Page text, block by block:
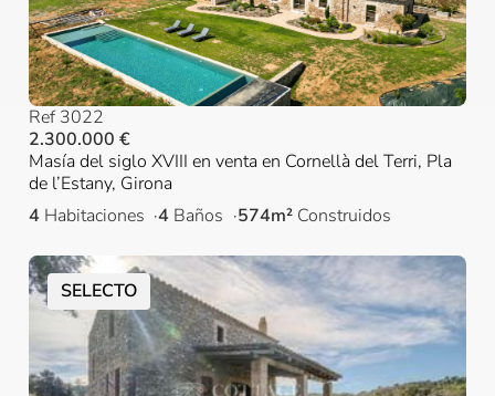
Ref 3022
2.300.000 €
Masía del siglo XVIII en venta en Cornellà del Terri, Pla
de l’Estany, Girona
4 Habitaciones 4 Baños 574m² Construidos
SELECTO